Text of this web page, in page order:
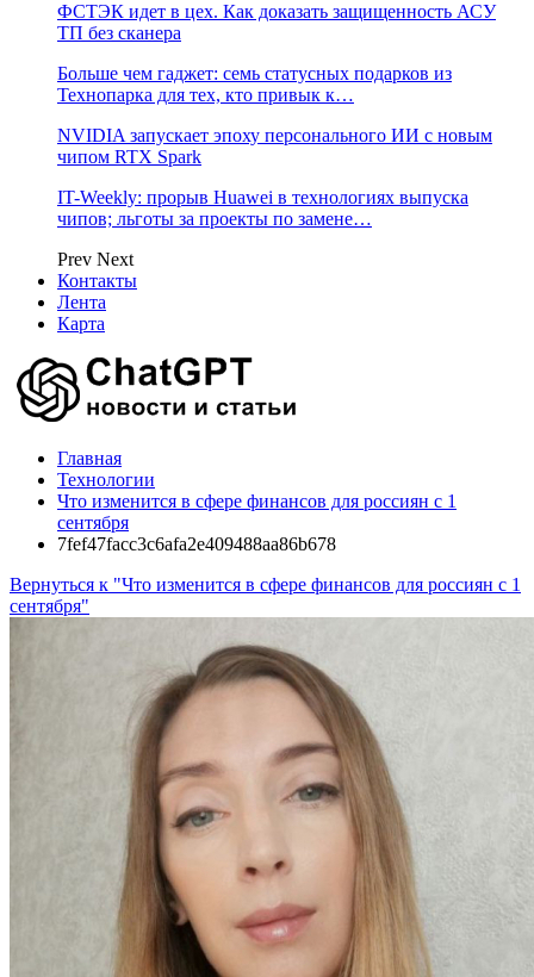
ФСТЭК идет в цех. Как доказать защищенность АСУ
ТП без сканера
Больше чем гаджет: семь статусных подарков из
Технопарка для тех, кто привык к…
NVIDIA запускает эпоху персонального ИИ с новым
чипом RTX Spark
IT-Weekly: прорыв Huawei в технологиях выпуска
чипов; льготы за проекты по замене…
Prev Next
Контакты
Лента
Карта
Главная
Технологии
Что изменится в сфере финансов для россиян с 1
сентября
7fef47facc3c6afa2e409488aa86b678
Вернуться к "Что изменится в сфере финансов для россиян с 1
сентября"